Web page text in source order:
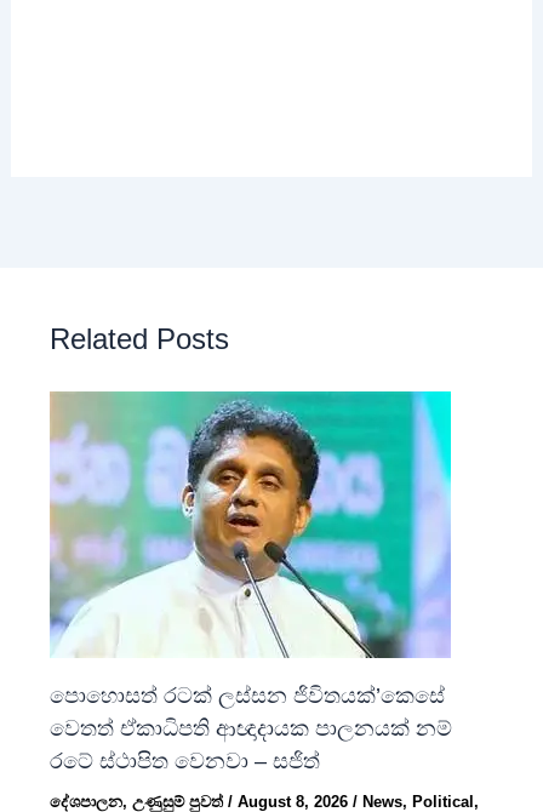
Related Posts
පොහොසත් රටක් ලස්සන ජිවිතයක්’කෙසේ
වෙතත් ඒකාධිපති ආඥාදායක පාලනයක් නම්
රටේ ස්ථාපිත වෙනවා – සජිත්
දේශපාලන,උණුසුම් පුවත්/August 8, 2026/News,Political,